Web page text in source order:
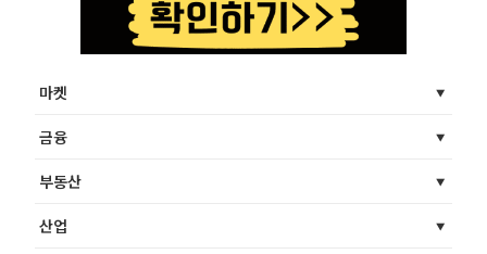
마켓
금융
부동산
산업